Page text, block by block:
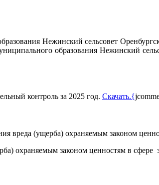
Нежинский сельсовет
образования Нежинский
контроль за 2025 год. Скачать.{
вреда (ущерба) охраняемым законом
охраняемым законом ценностям в сфере